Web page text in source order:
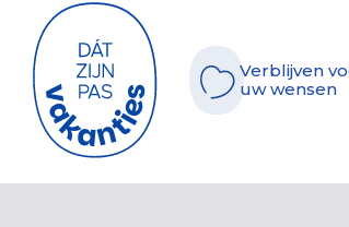
Verblijven
uw wensen